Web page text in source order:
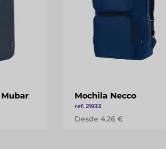
Mochila Necco
ref. 21933
Desde 4.26 €